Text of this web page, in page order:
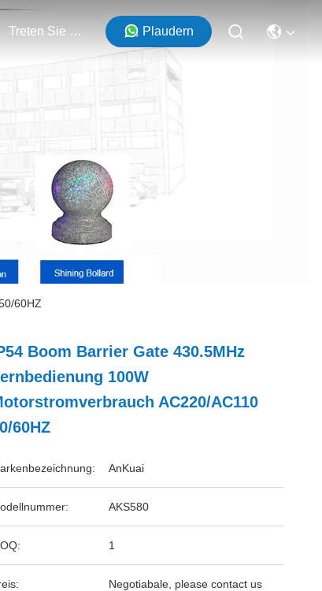
Treten Sie Mit Uns In Verbindung Plaudern
60HZ
Boom Barrier Gate 430.5MHz
100W
AC220/AC110
60HZ
AnKuai
AKS580
1
Negotiabale, please contact us